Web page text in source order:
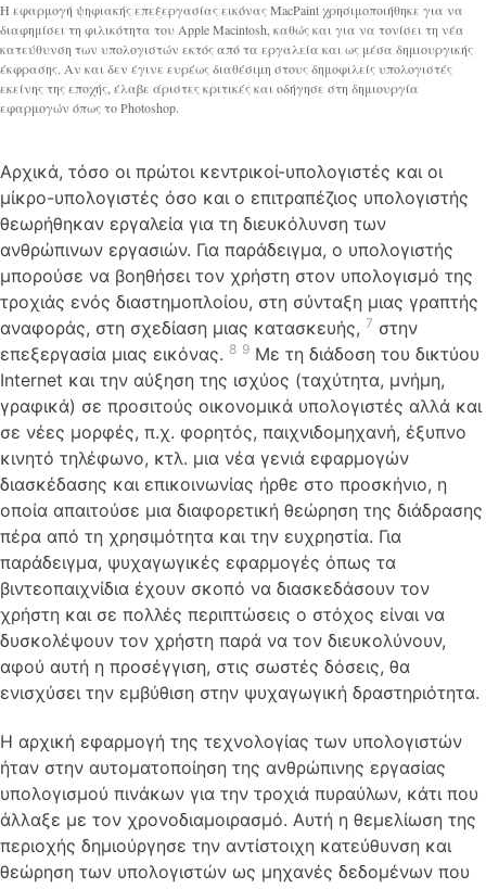
Η εφαρμογή ψηφιακής επεξεργασίας εικόνας MacPaint χρησιμοποιήθηκε για να
διαφημίσει τη φιλικότητα του Apple Macintosh, καθώς και για να τονίσει τη νέα
κατεύθυνση των υπολογιστών εκτός από τα εργαλεία και ως μέσα δημιουργικής
έκφρασης. Αν και δεν έγινε ευρέως διαθέσιμη στους δημοφιλείς υπολογιστές
εκείνης της εποχής, έλαβε άριστες κριτικές και οδήγησε στη δημιουργία
εφαρμογών όπως το Photoshop.
Αρχικά, τόσο οι πρώτοι κεντρικοί-υπολογιστές και οι
μίκρο-υπολογιστές όσο και ο επιτραπέζιος υπολογιστής
θεωρήθηκαν εργαλεία για τη διευκόλυνση των
ανθρώπινων εργασιών. Για παράδειγμα, ο υπολογιστής
μπορούσε να βοηθήσει τον χρήστη στον υπολογισμό της
τροχιάς ενός διαστημοπλοίου, στη σύνταξη μιας γραπτής
αναφοράς, στη σχεδίαση μιας κατασκευής, 7 στην
επεξεργασία μιας εικόνας. 8 9 Με τη διάδοση του δικτύου
Internet και την αύξηση της ισχύος (ταχύτητα, μνήμη,
γραφικά) σε προσιτούς οικονομικά υπολογιστές αλλά και
σε νέες μορφές, π.χ. φορητός, παιχνιδομηχανή, έξυπνο
κινητό τηλέφωνο, κτλ. μια νέα γενιά εφαρμογών
διασκέδασης και επικοινωνίας ήρθε στο προσκήνιο, η
οποία απαιτούσε μια διαφορετική θεώρηση της διάδρασης
πέρα από τη χρησιμότητα και την ευχρηστία. Για
παράδειγμα, ψυχαγωγικές εφαρμογές όπως τα
βιντεοπαιχνίδια έχουν σκοπό να διασκεδάσουν τον
χρήστη και σε πολλές περιπτώσεις ο στόχος είναι να
δυσκολέψουν τον χρήστη παρά να τον διευκολύνουν,
αφού αυτή η προσέγγιση, στις σωστές δόσεις, θα
ενισχύσει την εμβύθιση στην ψυχαγωγική δραστηριότητα.
Η αρχική εφαρμογή της τεχνολογίας των υπολογιστών
ήταν στην αυτοματοποίηση της ανθρώπινης εργασίας
υπολογισμού πινάκων για την τροχιά πυραύλων, κάτι που
άλλαξε με τον χρονοδιαμοιρασμό. Αυτή η θεμελίωση της
περιοχής δημιούργησε την αντίστοιχη κατεύθυνση και
θεώρηση των υπολογιστών ως μηχανές δεδομένων που